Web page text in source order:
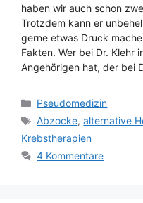
haben wir auch schon
Trotzdem kann er
gerne etwas Druck
Fakten. Wer bei Dr. Klehr
Angehörigen hat, der bei
Kategorien
Pseudomedizin
Schlagwörter
Abzocke,alternative
Krebstherapien
4 Kommentare